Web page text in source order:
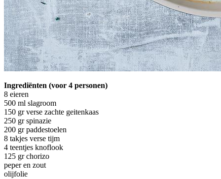
Ingrediënten (voor 4 personen)
8 eieren
500 ml slagroom
150 gr verse zachte geitenkaas
250 gr spinazie
200 gr paddestoelen
8 takjes verse tijm
4 teentjes knoflook
125 gr chorizo
peper en zout
olijfolie